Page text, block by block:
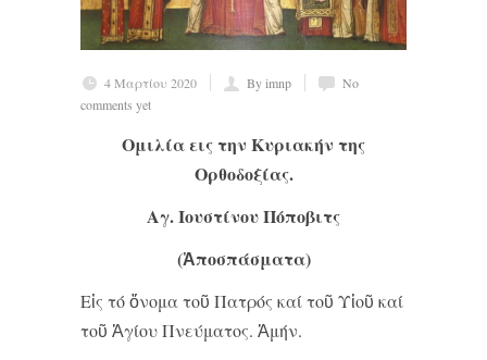
4 Μαρτίου 2020 By imnp
No
comments yet
Ομιλία εις την Κυριακήν της
Ορθοδοξίας.
Αγ. Ιουστίνου Πόποβιτς
(Ἀποσπάσματα)
Εἰς τό ὄνομα τοῦ Πατρός καί τοῦ Υἱοῦ καί
τοῦ Ἁγίου Πνεύματος. Ἀμήν.